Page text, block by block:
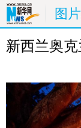
图
首页
时尚
新西兰奥